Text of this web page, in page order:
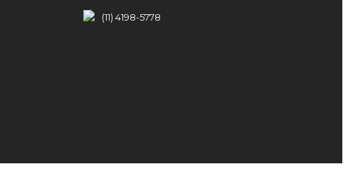
(11) 4198-5778